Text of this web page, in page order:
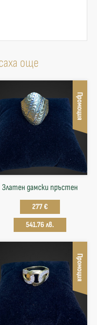
още
Промоция
Златен дамски пръстен
277 €
541.76 лв.
Промоция